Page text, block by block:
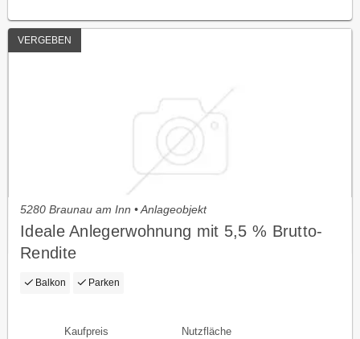
VERGEBEN
5280 Braunau am Inn • Anlageobjekt
Ideale Anlegerwohnung mit 5,5 % Brutto-
Rendite
Balkon Parken
Kaufpreis Nutzfläche